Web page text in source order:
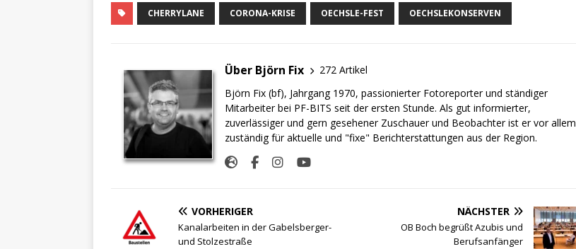
CHERRYLANE CORONA-KRISE OECHSLE-FEST OECHSLEKONSERVEN
Über Björn Fix
272 Artikel
Björn Fix (bf), Jahrgang 1970, passionierter Fotoreporter und ständiger
Mitarbeiter bei PF-BITS seit der ersten Stunde. Als gut informierter,
zuverlässiger und gern gesehener Zuschauer und Beobachter ist er vor allem
zuständig für aktuelle und "fixe" Berichterstattungen aus der Region.
VORHERIGER
Kanalarbeiten in der Gabelsberger-
und Stolzestraße
NÄCHSTER
OB Boch begrüßt Azubis und
Berufsanfänger